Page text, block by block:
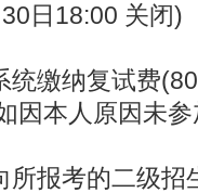
日18:00 关闭)
统缴纳复试费
因本人原因未
报考的二级招